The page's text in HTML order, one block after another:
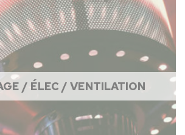
/ ÉLEC / VENTILATION